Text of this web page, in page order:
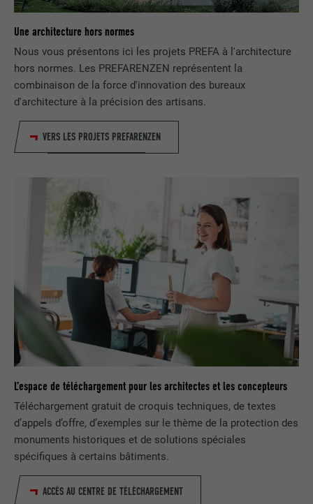
Une architecture hors normes
Nous vous présentons ici les projets PREFA à l'architecture
hors normes. Les PREFARENZEN représentent la
combinaison de la force d'innovation des bureaux
d'architecture à la précision des artisans.
VERS LES PROJETS PREFARENZEN
L’espace de téléchargement pour les architectes et les concepteurs
Téléchargement gratuit de croquis techniques, de textes
d’appels d’offre, d’exemples sur le thème de la protection des
monuments historiques et de solutions spéciales
spécifiques à certains bâtiments.
ACCÈS AU CENTRE DE TÉLÉCHARGEMENT
EXPIRATION 2 ans
UTILITÉ
Utilisé par le service de réseau social
LinkedIn pour suivre l'utilisation de
FOURNISSEUR
EXPIRATION 2 ans
Utilisé par le service de réseau social
LinkedIn pour suivre l'utilisation de
services intégrés
UserMatchHistory
FOURNISSEUR LinkedIn
EXPIRATION 29 jours
UTILITÉ
Est utilisé pour suivre l'utilisateur sur
plusieurs sites Internet afin d'afficher de
la publicité adaptée aux préférences de
l'utilisateur.